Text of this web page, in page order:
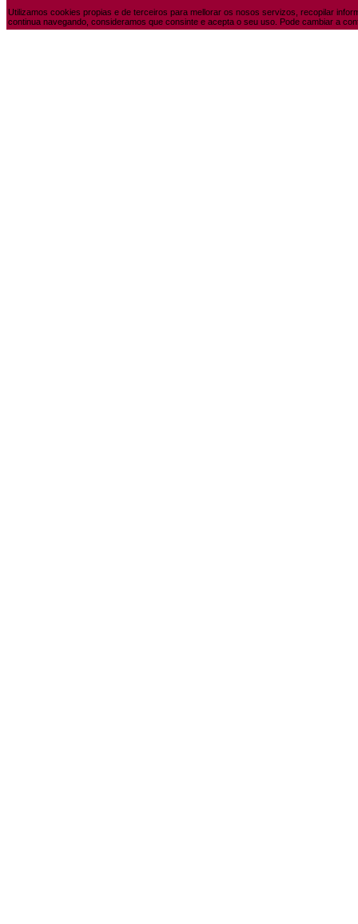
Utilizamos cookies propias e de terceiros para mellorar os nosos servizos, recopilar
continua navegando, consideramos que consinte e acepta o seu uso. Pode cambiar a